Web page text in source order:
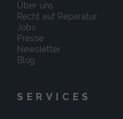
Über uns
Recht auf Reparatur
Jobs
Presse
Newsletter
Blog
SERVICES